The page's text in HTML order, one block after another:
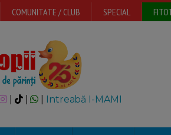
COMUNITATE / CLUB SPECIAL
| Intreabă I-MAMI